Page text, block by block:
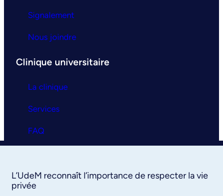
Signalement
Nous joindre
Clinique universitaire
La clinique
Services
FAQ
L’UdeM reconnaît l’importance de respecter la vie
privée